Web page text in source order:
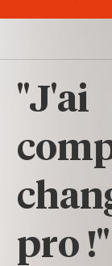
"J'ai
pro !"